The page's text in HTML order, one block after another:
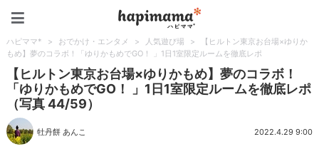
ハピママ* > おでかけ・エンタメ > 人気遊び場 >
【ヒルトン東京お台場×ゆりか
もめ】夢のコラボ！「ゆりかもめでGO！ 」1日1室限定ルームを徹底レポ
【ヒルトン東京お台場×ゆりかもめ】夢のコラボ！
「ゆりかもめでGO！ 」1日1室限定ルームを徹底レポ
（写真 44/59）
牡丹餅 あんこ 2022.4.29 9:00